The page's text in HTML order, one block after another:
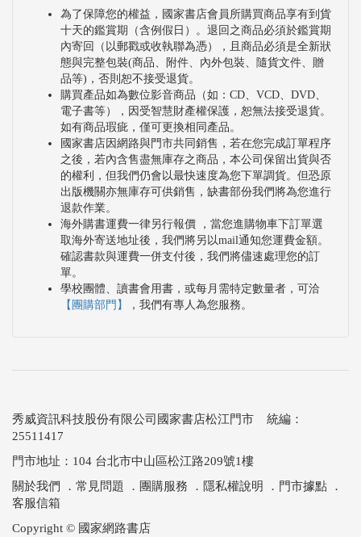
為了保障您的權益，國家書店會員所購買商品享有到貨
十天的鑑賞期（含例假日）。退回之商品必須於鑑賞期
內寄回（以郵戳或收執聯為憑），且商品必須是全新狀
態與完整包裝(商品、附件、內外包裝、隨貨文件、贈
品等)，否則恕不接受退貨。
購買產品如為數位影音商品（如：CD、VCD、DVD、
電子書等），因受智慧財產權保護，恕無法接受退貨。
如有商品瑕疵，僅可更換相同產品。
國家書店因網路與門市共同銷售，若在您完成訂單程序
之後，若內含售盡無庫存之商品，本公司保留出貨與否
的權利，但我們仍會以最快速度為您下單調貨。但恐原
出版機關亦無庫存可供銷售，缺書部份我們將為您進行
退款作業。
海外購書運費一律另行報價 ，當您進購物車下訂單選
取海外寄送地址後，我們將另以mail通知您運費金額。
確認書款與運費一併支付後，我們將儘速處理您的訂
單。
學校團體、讀書會用書，或每月需特定數量者，可洽
【團購部門】
，我們有專人為您服務。
秀威資訊科技股份有限公司國家書店松江門市 統編：
25511417
門市地址：104 台北市中山區松江路209號1樓
關於我們
． 常見問題 ． 團購服務 ． 隱私權說明 ． 門市據點 ．
客服信箱
Copyright © 國家網路書店